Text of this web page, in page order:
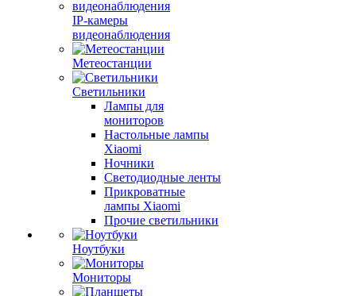
IP-камеры
видеонаблюдения
Метеостанции
Светильники
Лампы для
мониторов
Настольные лампы
Xiaomi
Ночники
Светодиодные ленты
Прикроватные
лампы Xiaomi
Прочие светильники
Ноутбуки
Мониторы